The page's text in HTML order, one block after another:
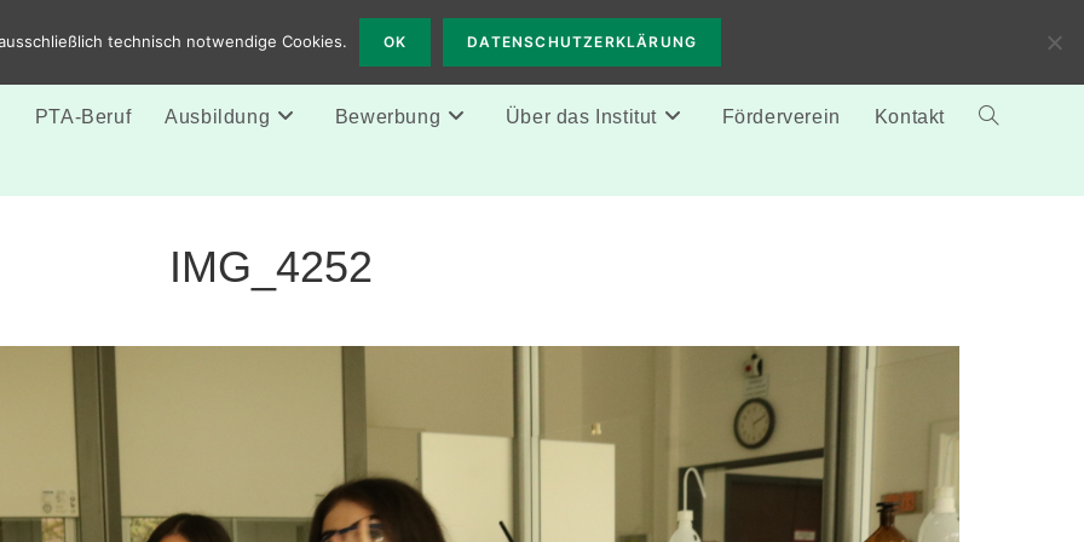
PTA-Beruf Ausbildung Bewerbung Über das Institut Förderverein Kontakt Website-
IMG_4252
technisch notwendige Cookies. OK DATENSCHUTZERKLÄRUNG